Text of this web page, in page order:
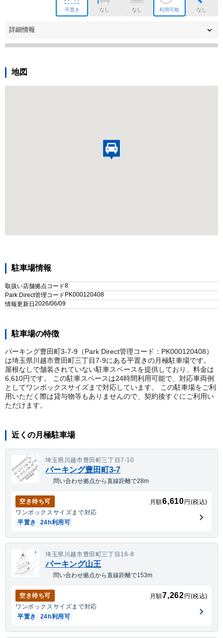
平置き なし なし 利用可能 なし
詳細情報
地図
駐車場情報
取扱い店舗拠点コード8
Park Direct管理コード PK000120408
情報更新日 2026/06/09
駐車場の特徴
パーキング豊田町3-7-9（Park Direct管理コード：PK000120408）
は埼玉県川越市豊田町三丁目7-9にある平置きの月極駐車場です。
屋根なしで舗装されていない駐車スペースを提供しており、料金は
6,610円です。 この駐車スペースは24時間利用可能で、対応車両例
としてワンボックスサイズまで対応しています。 この駐車場をご利
用いただく際は貸与物等もありませんので、契約後すぐにご利用い
ただけます。
近くの月極駐車場
埼玉県川越市豊田町三丁目7-10
パーキング豊田町3-7
問い合わせ拠点から直線距離で28m
空き待ち可 月額6,610 円(税込)
ワンボックスサイズまで対応
平置き
24h利用可
埼玉県川越市豊田町三丁目16-8
パーキング山王
問い合わせ拠点から直線距離で153m
空き待ち可 月額7,262 円(税込)
ワンボックスサイズまで対応
平置き
24h利用可